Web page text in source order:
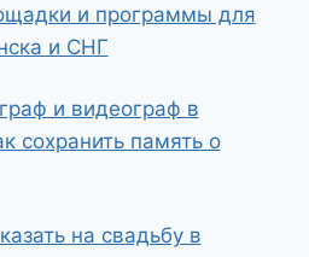
и программы для
и СНГ
и видеограф в
сохранить память о
на свадьбу в